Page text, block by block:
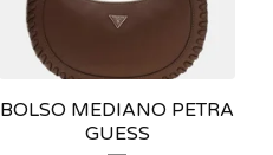
BOLSO MEDIANO PETRA
GUESS